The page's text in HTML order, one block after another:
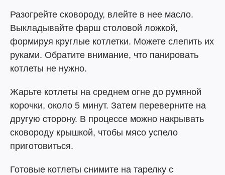
Разогрейте сковороду, влейте в нее масло.
Выкладывайте фарш столовой ложкой,
формируя круглые котлетки. Можете слепить их
руками. Обратите внимание, что панировать
котлеты не нужно.
Жарьте котлеты на среднем огне до румяной
корочки, около 5 минут. Затем переверните на
другую сторону. В процессе можно накрывать
сковороду крышкой, чтобы мясо успело
приготовиться.
Готовые котлеты снимите на тарелку с